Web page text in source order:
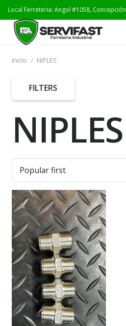
Local Ferreteria: Angol #1058, Concepción
Inicio / NIPLES
NIPLES
FILTERS